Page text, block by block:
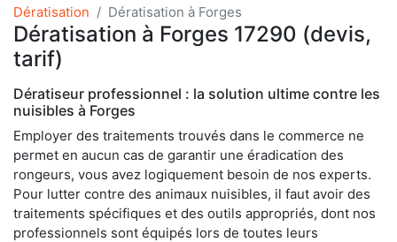
Dératisation Dératisation à Forges
Dératisation à Forges 17290 (devis,
tarif)
Dératiseur professionnel : la solution ultime contre les
nuisibles à Forges
Employer des traitements trouvés dans le commerce ne
permet en aucun cas de garantir une éradication des
rongeurs, vous avez logiquement besoin de nos experts.
Pour lutter contre des animaux nuisibles, il faut avoir des
traitements spécifiques et des outils appropriés, dont nos
professionnels sont équipés lors de toutes leurs